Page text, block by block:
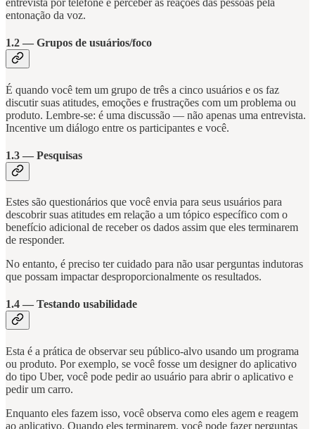
entrevista por telefone e perceber as reações das pessoas pela
entonação da voz.
1.2 — Grupos de usuários/foco
É quando você tem um grupo de três a cinco usuários e os faz
discutir suas atitudes, emoções e frustrações com um problema ou
produto. Lembre-se: é uma discussão — não apenas uma entrevista.
Incentive um diálogo entre os participantes e você.
1.3 — Pesquisas
Estes são questionários que você envia para seus usuários para
descobrir suas atitudes em relação a um tópico específico com o
benefício adicional de receber os dados assim que eles terminarem
de responder.
No entanto, é preciso ter cuidado para não usar perguntas indutoras
que possam impactar desproporcionalmente os resultados.
1.4 — Testando usabilidade
Esta é a prática de observar seu público-alvo usando um programa
ou produto. Por exemplo, se você fosse um designer do aplicativo
do tipo Uber, você pode pedir ao usuário para abrir o aplicativo e
pedir um carro.
Enquanto eles fazem isso, você observa como eles agem e reagem
ao aplicativo. Quando eles terminarem, você pode fazer perguntas